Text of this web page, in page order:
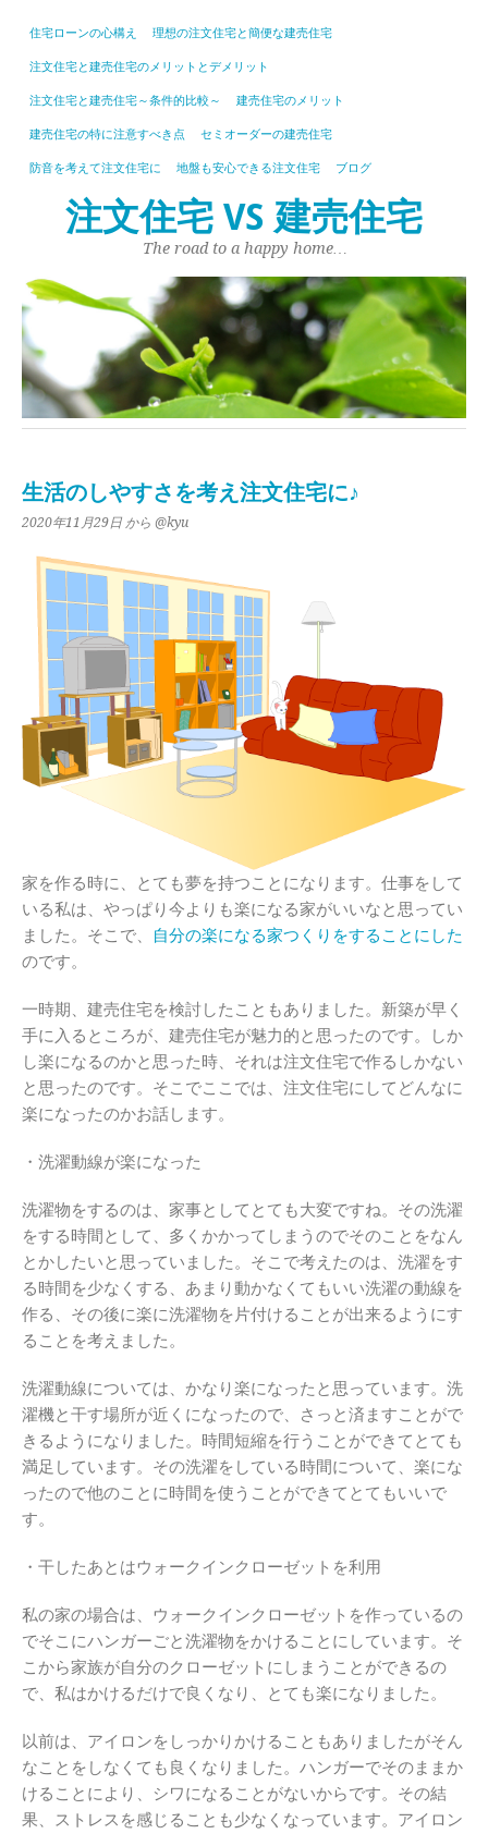
住宅ローンの心構え 理想の注文住宅と簡便な建売住宅
注文住宅と建売住宅のメリットとデメリット
注文住宅と建売住宅～条件的比較～ 建売住宅のメリット
建売住宅の特に注意すべき点 セミオーダーの建売住宅
防音を考えて注文住宅に 地盤も安心できる注文住宅 ブログ
注文住宅 VS 建売住宅
The road to a happy home…
生活のしやすさを考え注文住宅に♪
2020年11月29日 から @kyu
家を作る時に、とても夢を持つことになります。仕事をして
いる私は、やっぱり今よりも楽になる家がいいなと思ってい
ました。そこで、
自分の楽になる家つくりをすることにした
のです。
一時期、建売住宅を検討したこともありました。新築が早く
手に入るところが、建売住宅が魅力的と思ったのです。しか
し楽になるのかと思った時、それは注文住宅で作るしかない
と思ったのです。そこでここでは、注文住宅にしてどんなに
楽になったのかお話します。
・洗濯動線が楽になった
洗濯物をするのは、家事としてとても大変ですね。その洗濯
をする時間として、多くかかってしまうのでそのことをなん
とかしたいと思っていました。そこで考えたのは、洗濯をす
る時間を少なくする、あまり動かなくてもいい洗濯の動線を
作る、その後に楽に洗濯物を片付けることが出来るようにす
ることを考えました。
洗濯動線については、かなり楽になったと思っています。洗
濯機と干す場所が近くになったので、さっと済ますことがで
きるようになりました。時間短縮を行うことができてとても
満足しています。その洗濯をしている時間について、楽にな
ったので他のことに時間を使うことができてとてもいいで
す。
・干したあとはウォークインクローゼットを利用
私の家の場合は、ウォークインクローゼットを作っているの
でそこにハンガーごと洗濯物をかけることにしています。そ
こから家族が自分のクローゼットにしまうことができるの
で、私はかけるだけで良くなり、とても楽になりました。
以前は、アイロンをしっかりかけることもありましたがそん
なことをしなくても良くなりました。ハンガーでそのままか
けることにより、シワになることがないからです。その結
果、ストレスを感じることも少なくなっています。アイロン